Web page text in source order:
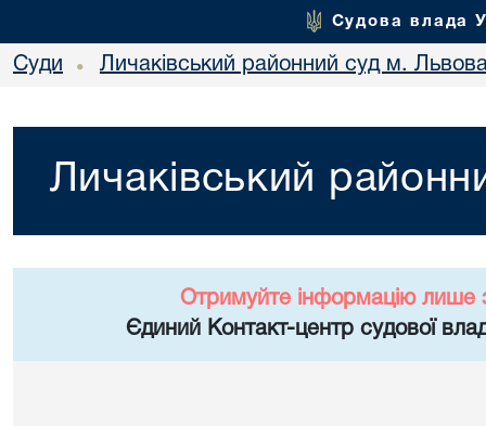
Судова влада
Суди • Личаківський районний суд м.
Личаківський
Отримуйте інформацію лише
Єдиний Контакт-центр судової